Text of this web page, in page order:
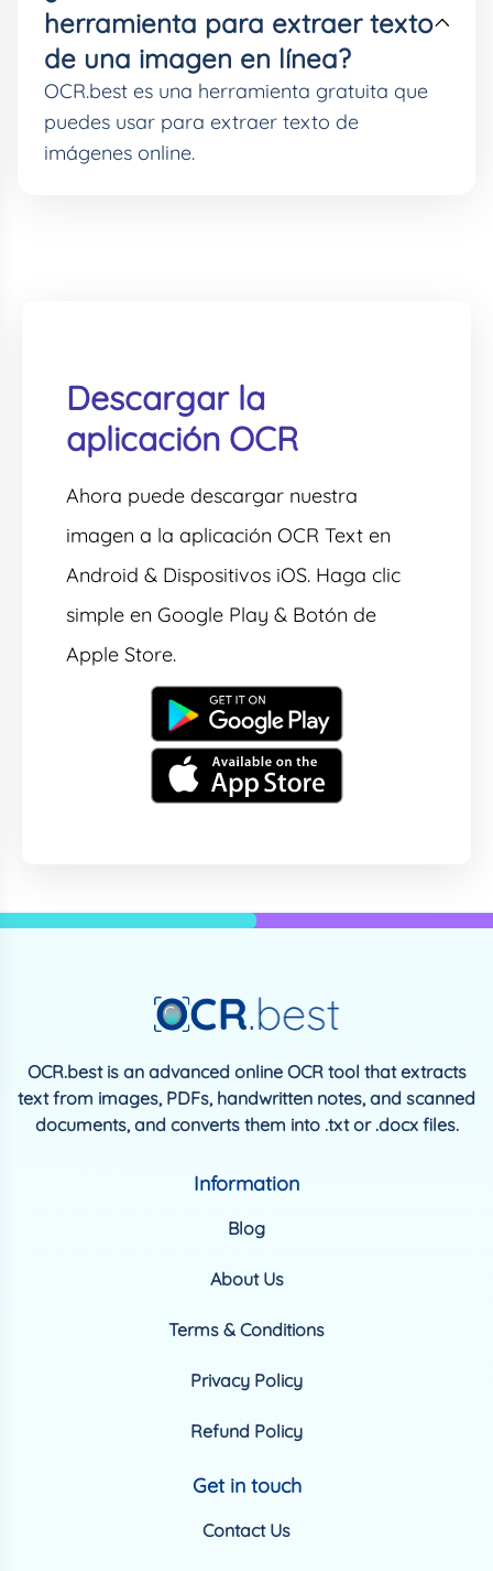
herramienta para extraer texto
de una imagen en línea?
OCR.best es una herramienta gratuita que
puedes usar para extraer texto de
imágenes online.
Descargar la
aplicación OCR
Ahora puede descargar nuestra
imagen a la aplicación OCR Text en
Android & Dispositivos iOS. Haga clic
simple en Google Play & Botón de
Apple Store.
OCR.best is an advanced online OCR tool that extracts
text from images, PDFs, handwritten notes, and scanned
documents, and converts them into .txt or .docx files.
Information
Blog
About Us
Terms & Conditions
Privacy Policy
Refund Policy
Get in touch
Contact Us